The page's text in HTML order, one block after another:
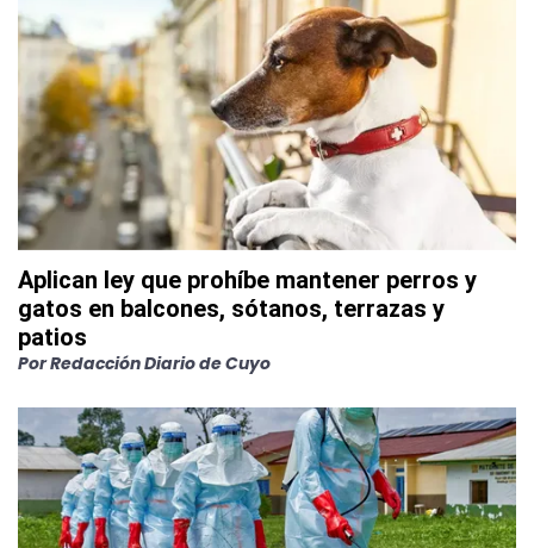
Aplican ley que prohíbe mantener perros y
gatos en balcones, sótanos, terrazas y
patios
PorRedacción Diario de Cuyo